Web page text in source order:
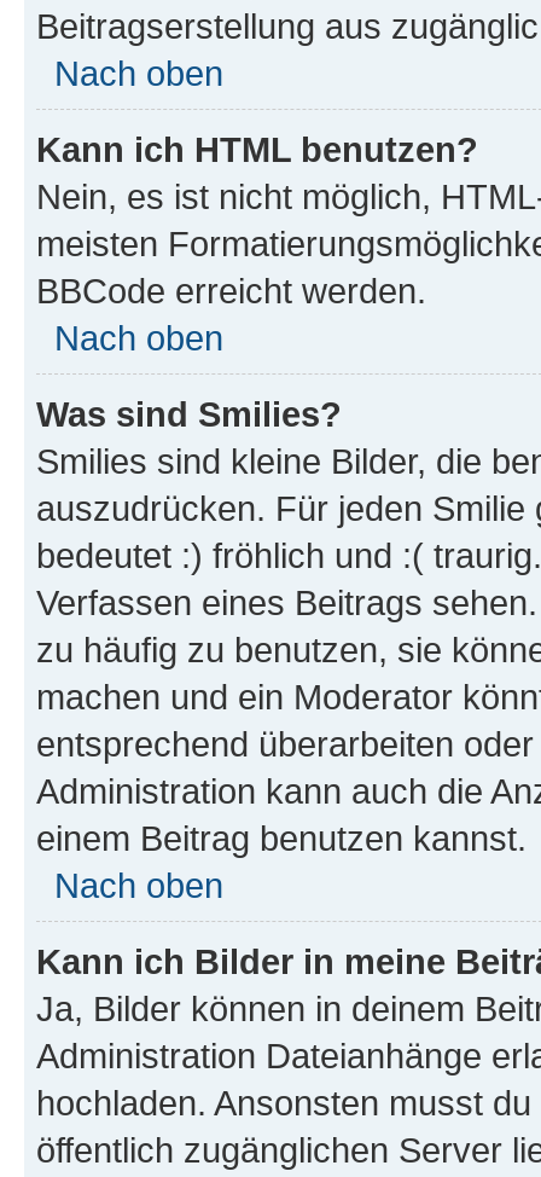
Beitragserstellung aus
Nach oben
Kann ich HTML benutzen?
Nein, es ist nicht möglich,
meisten
BBCode erreicht werden.
Nach oben
Was sind Smilies?
Smilies sind kleine Bilder, die
auszudrücken. Für jeden
bedeutet :) fröhlich und :(
Verfassen eines Beitrags
zu häufig zu benutzen, sie
machen und ein Moderator
entsprechend überarbeiten
Administration kann auch die
einem Beitrag benutzen kannst.
Nach oben
Kann ich Bilder in meine
Ja, Bilder können in deinem
Administration Dateianhänge
hochladen. Ansonsten musst
öffentlich zugänglichen Server